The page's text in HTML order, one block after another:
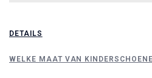
DETAILS
WELKE MAAT VAN